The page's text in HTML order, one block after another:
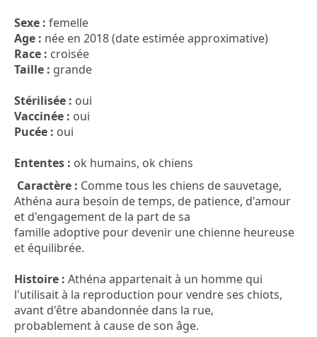
Sexe : femelle
Age : née en 2018 (date estimée approximative)
Race : croisée
Taille : grande
Stérilisée : oui
Vaccinée : oui
Pucée : oui
Ententes : ok humains, ok chiens
Caractère : Comme tous les chiens de sauvetage,
Athéna aura besoin de temps, de patience, d'amour
et d'engagement de la part de sa
famille adoptive pour devenir une chienne heureuse
et équilibrée.
Histoire : Athéna appartenait à un homme qui
l'utilisait à la reproduction pour vendre ses chiots,
avant d'être abandonnée dans la rue,
probablement à cause de son âge.